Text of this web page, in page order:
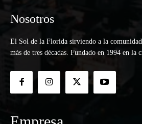
Nosotros
El Sol de la Florida sirviendo a la
más de tres décadas. Fundado en 1994 en la